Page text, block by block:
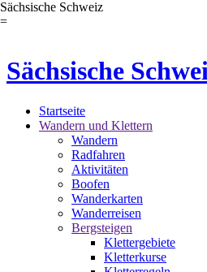
Sächsische Schweiz
=
Sächsische
Startseite
Wandern und Klettern
Wandern
Radfahren
Aktivitäten
Boofen
Wanderkarten
Wanderreisen
Bergsteigen
Klettergebiete
Kletterkurse